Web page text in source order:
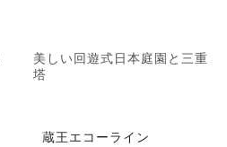
美しい回遊式日本庭園と三重
塔
蔵王エコーライン